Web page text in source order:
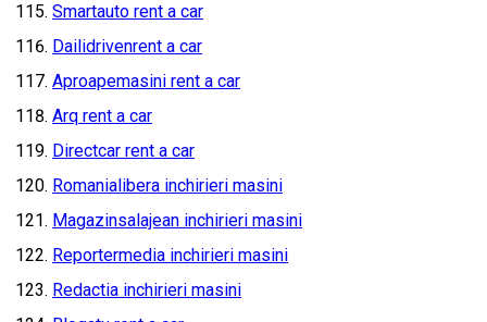
Smartauto rent a car
Dailidrivenrent a car
Aproapemasini rent a car
Arq rent a car
Directcar rent a car
Romanialibera inchirieri masini
Magazinsalajean inchirieri masini
Reportermedia inchirieri masini
Redactia inchirieri masini